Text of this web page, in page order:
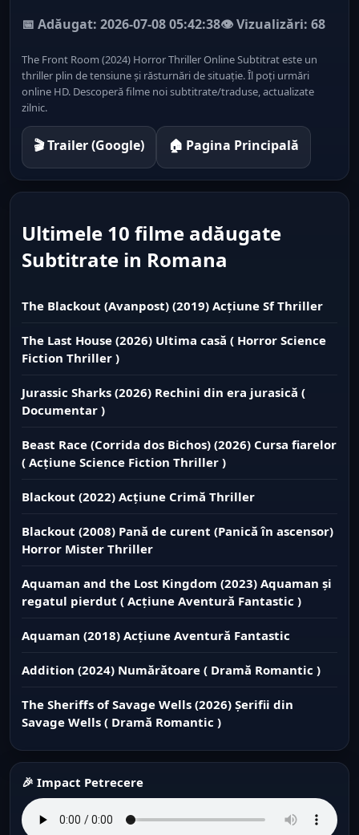
📅 Adăugat: 2026-07-08 05:42:38👁️ Vizualizări: 68
The Front Room (2024) Horror Thriller Online Subtitrat este un
thriller plin de tensiune și răsturnări de situație. Îl poți urmări
online HD. Descoperă filme noi subtitrate/traduse, actualizate
zilnic.
🎬 Trailer (Google) 🏠 Pagina Principală
Ultimele 10 filme adăugate
Subtitrate in Romana
The Blackout (Avanpost) (2019) Acțiune Sf Thriller
The Last House (2026) Ultima casă ( Horror Science
Fiction Thriller )
Jurassic Sharks (2026) Rechini din era jurasică (
Documentar )
Beast Race (Corrida dos Bichos) (2026) Cursa fiarelor
( Acțiune Science Fiction Thriller )
Blackout (2022) Acțiune Crimă Thriller
Blackout (2008) Pană de curent (Panică în ascensor)
Horror Mister Thriller
Aquaman and the Lost Kingdom (2023) Aquaman și
regatul pierdut ( Acțiune Aventură Fantastic )
Aquaman (2018) Acțiune Aventură Fantastic
Addition (2024) Numărătoare ( Dramă Romantic )
The Sheriffs of Savage Wells (2026) Șerifii din
Savage Wells ( Dramă Romantic )
🎉 Impact Petrecere